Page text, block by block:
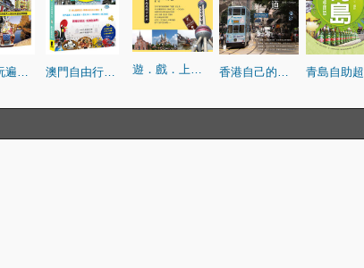
搭地鐵玩遍北京(2020年版) 澳門自由行：7條路線懶人包 遊．戲．上海——穿越魔都百年行 香港自己的味道：工廈黨×藝文青×舊情懷×自然系